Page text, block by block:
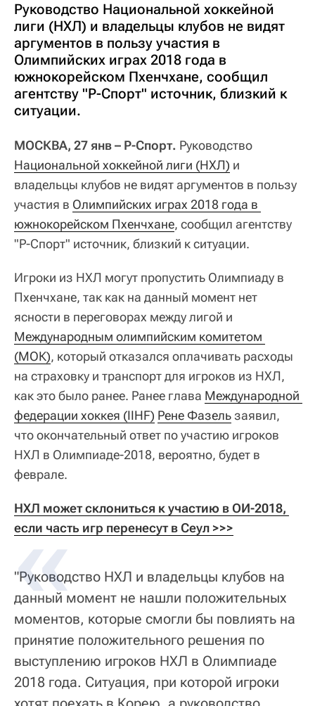
Руководство Национальной хоккейной
лиги (НХЛ) и владельцы клубов не видят
аргументов в пользу участия в
Олимпийских играх 2018 года в
южнокорейском Пхенчхане, сообщил
агентству "Р-Спорт" источник, близкий к
ситуации.
МОСКВА, 27 янв – Р-Спорт. Руководство
Национальной хоккейной лиги (НХЛ) и
владельцы клубов не видят аргументов в пользу
участия в Олимпийских играх 2018 года в
южнокорейском Пхенчхане, сообщил агентству
"Р-Спорт" источник, близкий к ситуации.
Игроки из НХЛ могут пропустить Олимпиаду в
Пхенчхане, так как на данный момент нет
ясности в переговорах между лигой и
Международным олимпийским комитетом
(МОК), который отказался оплачивать расходы
на страховку и транспорт для игроков из НХЛ,
как это было ранее. Ранее глава Международной
федерации хоккея (IIHF) Рене Фазельзаявил,
что окончательный ответ по участию игроков
НХЛ в Олимпиаде-2018, вероятно, будет в
феврале.
НХЛ может склониться к участию в ОИ-2018,
если часть игр перенесут в Сеул >>>
"Руководство НХЛ и владельцы клубов на
данный момент не нашли положительных
моментов, которые смогли бы повлиять на
принятие положительного решения по
выступлению игроков НХЛ в Олимпиаде
2018 года. Ситуация, при которой игроки